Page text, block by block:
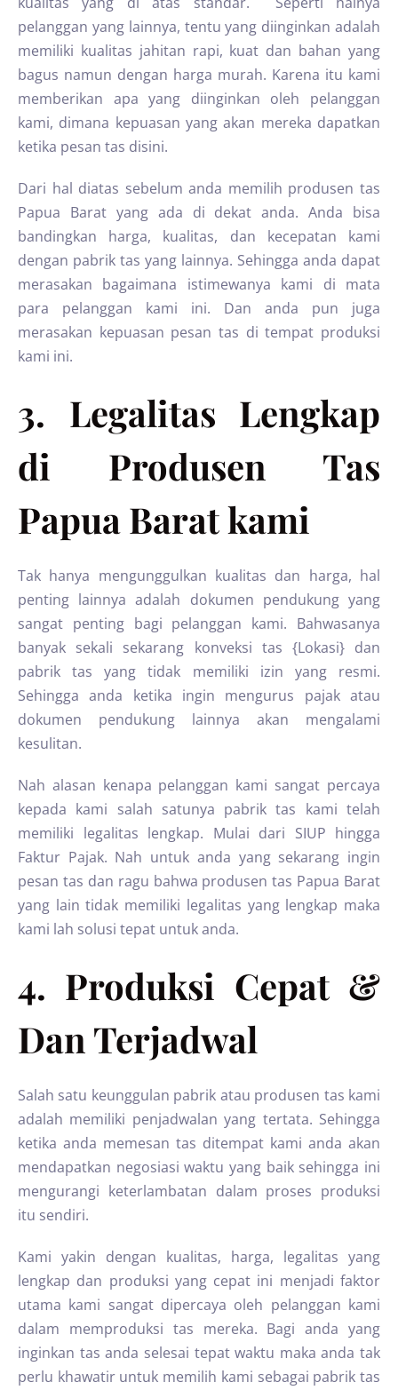
pelanggan yang lainnya, tentu yang diinginkan adalah
memiliki kualitas jahitan rapi, kuat dan bahan yang
bagus namun dengan harga murah. Karena itu kami
memberikan apa yang diinginkan oleh pelanggan
kami, dimana kepuasan yang akan mereka dapatkan
ketika pesan tas disini.
Dari hal diatas sebelum anda memilih produsen tas
Papua Barat yang ada di dekat anda. Anda bisa
bandingkan harga, kualitas, dan kecepatan kami
dengan pabrik tas yang lainnya. Sehingga anda dapat
merasakan bagaimana istimewanya kami di mata
para pelanggan kami ini. Dan anda pun juga
merasakan kepuasan pesan tas di tempat produksi
kami ini.
3. Legalitas Lengkap
di Produsen Tas
Papua Barat kami
Tak hanya mengunggulkan kualitas dan harga, hal
penting lainnya adalah dokumen pendukung yang
sangat penting bagi pelanggan kami. Bahwasanya
banyak sekali sekarang konveksi tas {Lokasi} dan
pabrik tas yang tidak memiliki izin yang resmi.
Sehingga anda ketika ingin mengurus pajak atau
dokumen pendukung lainnya akan mengalami
kesulitan.
Nah alasan kenapa pelanggan kami sangat percaya
kepada kami salah satunya pabrik tas kami telah
memiliki legalitas lengkap. Mulai dari SIUP hingga
Faktur Pajak. Nah untuk anda yang sekarang ingin
pesan tas dan ragu bahwa produsen tas Papua Barat
yang lain tidak memiliki legalitas yang lengkap maka
kami lah solusi tepat untuk anda.
4. Produksi Cepat &
Dan Terjadwal
Salah satu keunggulan pabrik atau produsen tas kami
adalah memiliki penjadwalan yang tertata. Sehingga
ketika anda memesan tas ditempat kami anda akan
mendapatkan negosiasi waktu yang baik sehingga ini
mengurangi keterlambatan dalam proses produksi
itu sendiri.
Kami yakin dengan kualitas, harga, legalitas yang
lengkap dan produksi yang cepat ini menjadi faktor
utama kami sangat dipercaya oleh pelanggan kami
dalam memproduksi tas mereka. Bagi anda yang
inginkan tas anda selesai tepat waktu maka anda tak
perlu khawatir untuk memilih kami sebagai pabrik tas